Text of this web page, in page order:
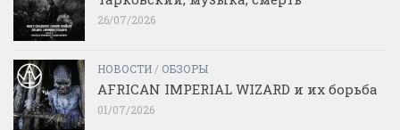
26/07/2026
НОВОСТИ/ ОБЗОРЫ
AFRICAN IMPERIAL WIZARD и их борьба
01/07/2026